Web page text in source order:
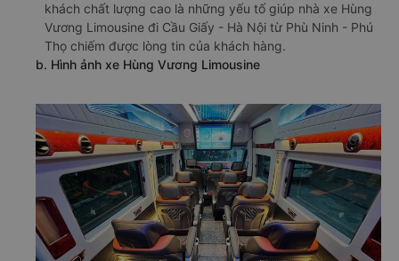
khách chất lượng cao là những yếu tố giúp nhà xe Hùng
Vương Limousine đi Cầu Giấy - Hà Nội từ Phù Ninh - Phú
Thọ chiếm được lòng tin của khách hàng.
b. Hình ảnh xe Hùng Vương Limousine